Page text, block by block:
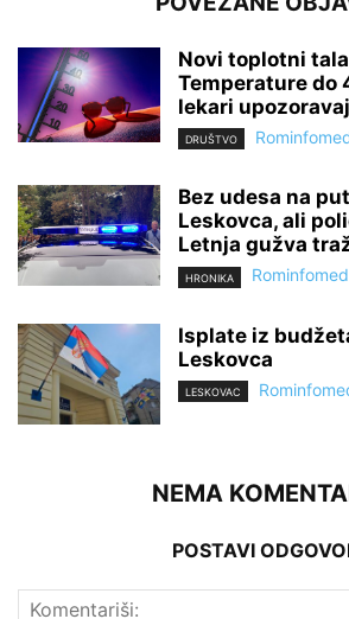
Novi toplotni
Temperature do
lekari
DRUŠTVO
Bez udesa na
Leskovca, ali
Letnja gužva
HRONIKA
Isplate iz
Leskovca
LESKOVAC
NEMA
POSTAVI